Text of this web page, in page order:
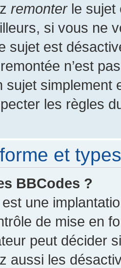
remonterle sujet
si vous ne
sujet est
n’est
sujet simplement
les règles
et
BBCodes ?
une
de mise en
peut décider
aussi les